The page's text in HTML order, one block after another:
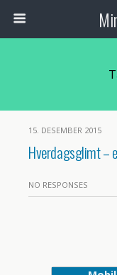
15. DESEMBER 2015
Hverdagsglimt –
NO RESPONSES